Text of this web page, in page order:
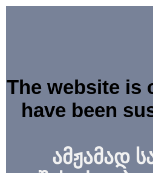
The website is
have been
ამჟამად